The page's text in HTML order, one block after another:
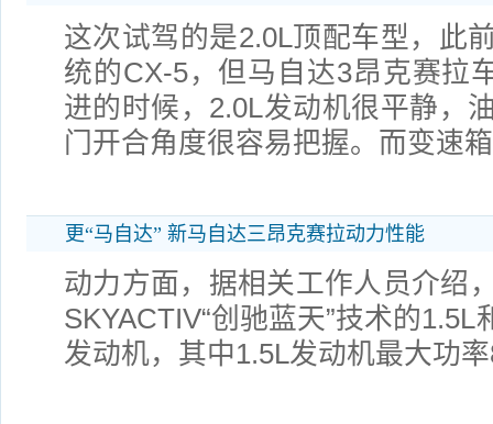
这次试驾的是2.0L顶配车型，此
统的CX-5，但马自达3昂克赛拉
进的时候，2.0L发动机很平静，
门开合角度很容易把握。而变速
更“马自达” 新马自达三昂克赛拉动力性能
动力方面，据相关工作人员介绍
SKYACTIV“创驰蓝天”技术的
发动机，其中1.5L发动机最大功